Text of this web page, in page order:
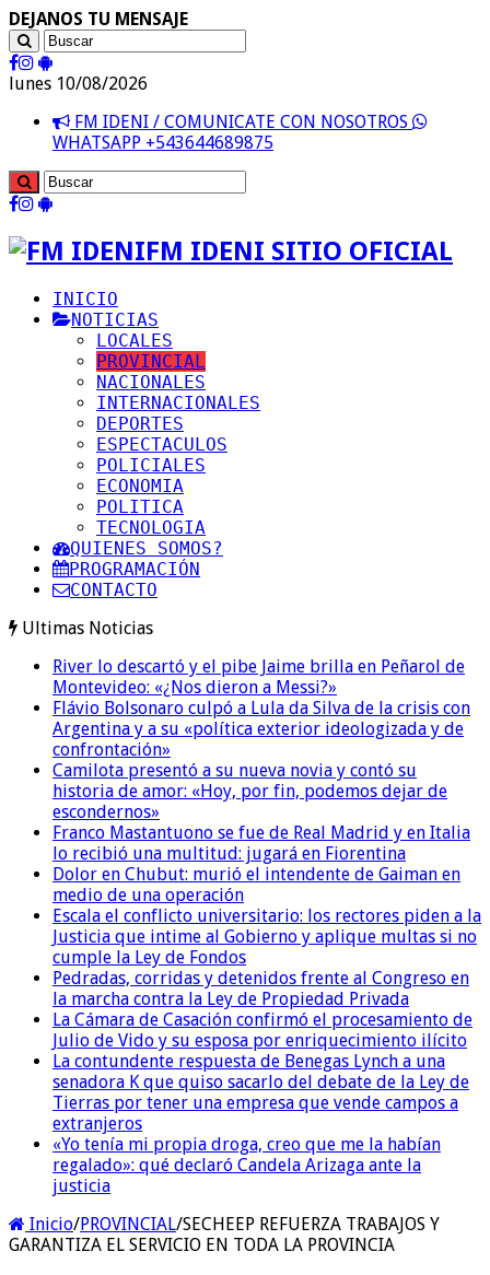
DEJANOS TU MENSAJE
lunes 10/08/2026
FM IDENI / COMUNICATE CON NOSOTROS
WHATSAPP +543644689875
FM IDENI SITIO OFICIAL
INICIO
NOTICIAS
LOCALES
PROVINCIAL
NACIONALES
INTERNACIONALES
DEPORTES
ESPECTACULOS
POLICIALES
ECONOMIA
POLITICA
TECNOLOGIA
QUIENES SOMOS?
PROGRAMACIÓN
CONTACTO
Ultimas Noticias
River lo descartó y el pibe Jaime brilla en Peñarol de
Montevideo: «¿Nos dieron a Messi?»
Flávio Bolsonaro culpó a Lula da Silva de la crisis con
Argentina y a su «política exterior ideologizada y de
confrontación»
Camilota presentó a su nueva novia y contó su
historia de amor: «Hoy, por fin, podemos dejar de
escondernos»
Franco Mastantuono se fue de Real Madrid y en Italia
lo recibió una multitud: jugará en Fiorentina
Dolor en Chubut: murió el intendente de Gaiman en
medio de una operación
Escala el conflicto universitario: los rectores piden a la
Justicia que intime al Gobierno y aplique multas si no
cumple la Ley de Fondos
Pedradas, corridas y detenidos frente al Congreso en
la marcha contra la Ley de Propiedad Privada
La Cámara de Casación confirmó el procesamiento de
Julio de Vido y su esposa por enriquecimiento ilícito
La contundente respuesta de Benegas Lynch a una
senadora K que quiso sacarlo del debate de la Ley de
Tierras por tener una empresa que vende campos a
extranjeros
«Yo tenía mi propia droga, creo que me la habían
regalado»: qué declaró Candela Arizaga ante la
justicia
Inicio/PROVINCIAL/SECHEEP REFUERZA TRABAJOS Y
GARANTIZA EL SERVICIO EN TODA LA PROVINCIA